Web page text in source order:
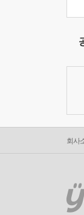
회사